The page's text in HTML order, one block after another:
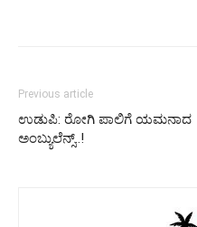
Previous article
ಉಡುಪಿ: ರೋಗಿ ಪಾಲಿಗೆ ಯಮನಾದ
ಅಂಬ್ಯುಲೆನ್ಸ್..!